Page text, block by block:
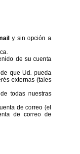
y sin opción a
de su cuenta
que Ud. pueda
externas (tales
todas nuestras
de correo (el
de correo de